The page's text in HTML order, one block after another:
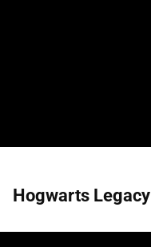
Hogwarts Legacy